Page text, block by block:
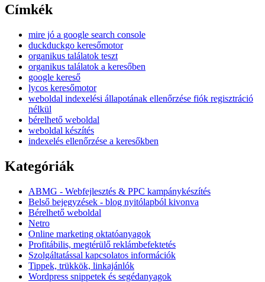
Címkék
mire jó a google search console
duckduckgo keresőmotor
organikus találatok teszt
organikus találatok a keresőben
google kereső
lycos keresőmotor
weboldal indexelési állapotának ellenőrzése fiók regisztráció
nélkül
bérelhető weboldal
weboldal készítés
indexelés ellenőrzése a keresőkben
Kategóriák
ABMG - Webfejlesztés & PPC kampánykészítés
Belső bejegyzések - blog nyitólapból kivonva
Bérelhető weboldal
Netro
Online marketing oktatóanyagok
Profitábilis, megtérülő reklámbefektetés
Szolgáltatással kapcsolatos információk
Tippek, trükkök, linkajánlók
Wordpress snippetek és segédanyagok